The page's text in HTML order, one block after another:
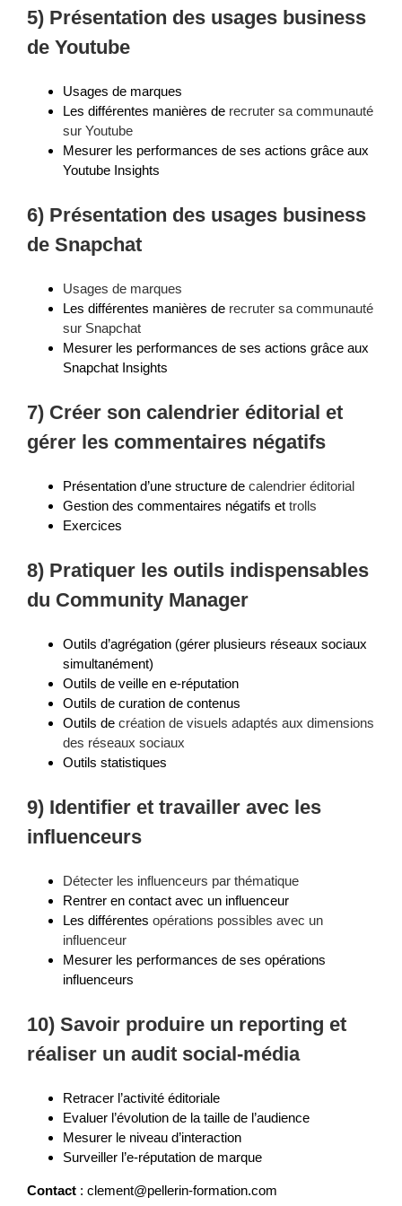
5) Présentation des usages business
de Youtube
Usages de marques
Les différentes manières de recruter sa communauté
sur Youtube
Mesurer les performances de ses actions grâce aux
Youtube Insights
6) Présentation des usages business
de Snapchat
Usages de marques
Les différentes manières de recruter sa communauté
sur Snapchat
Mesurer les performances de ses actions grâce aux
Snapchat Insights
7) Créer son calendrier éditorial et
gérer les commentaires négatifs
Présentation d’une structure de calendrier éditorial
Gestion des commentaires négatifs et trolls
Exercices
8) Pratiquer les outils indispensables
du Community Manager
Outils d’agrégation (gérer plusieurs réseaux sociaux
simultanément)
Outils de veille en e-réputation
Outils de curation de contenus
Outils de création de visuels adaptés aux dimensions
des réseaux sociaux
Outils statistiques
9) Identifier et travailler avec les
influenceurs
Détecter les influenceurs par thématique
Rentrer en contact avec un influenceur
Les différentes opérations possibles avec un
influenceur
Mesurer les performances de ses opérations
influenceurs
10) Savoir produire un reporting et
réaliser un audit social-média
Retracer l’activité éditoriale
Evaluer l’évolution de la taille de l’audience
Mesurer le niveau d’interaction
Surveiller l’e-réputation de marque
Contact : clement@pellerin-formation.com